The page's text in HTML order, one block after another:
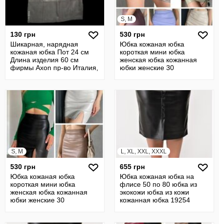
130 грн
Шикарная, нарядная
кожаная юбка Пот 24 см
Длина изделия 60 см
фирмы Axon пр-во Италия,
S, M
530 грн
Юбка кожаная юбка
короткая мини юбка
женская юбка кожанная
юбки женские 30
S, M
530 грн
Юбка кожаная юбка
короткая мини юбка
женская юбка кожанная
юбки женские 30
L, XL, XXL, XXXL
655 грн
Юбка кожаная юбка на
флисе 50 по 80 юбка из
экокожи юбка из кожи
кожанная юбка 19254